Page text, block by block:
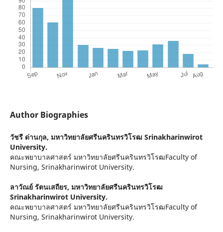
Author Biographies
วัชรี ด่านกุล, มหาวิทยาลัยศรีนครินทรวิโรฒ Srinakharinwirot
University.
คณะพยาบาลศาสตร์ มหาวิทยาลัยศรีนครินทรวิโรฒFaculty of
Nursing, Srinakharinwirot University.
ลาวัณย์ รัตนเสถียร, มหาวิทยาลัยศรีนครินทรวิโรฒ
Srinakharinwirot University.
คณะพยาบาลศาสตร์ มหาวิทยาลัยศรีนครินทรวิโรฒFaculty of
Nursing, Srinakharinwirot University.